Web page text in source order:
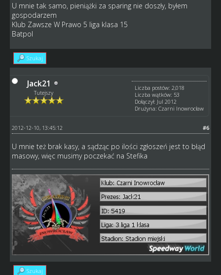
U mnie tak samo, pieniążki za sparing nie doszły, byłem
gospodarzem
Klub Zawsze W Prawo 5 liga klasa 15
Batpol
Szukaj
Jack21
Tutejszy
Liczba postów: 2,018
Liczba wątków: 53
Dołączył: Jul 2012
Drużyna: Czarni Inowrocław
#6
2012-12-10, 13:45:12
U mnie też brak kasy, a sądząc po ilości zgłoszeń jest to błąd
masowy, więc musimy poczekać na Stefika
Szukaj